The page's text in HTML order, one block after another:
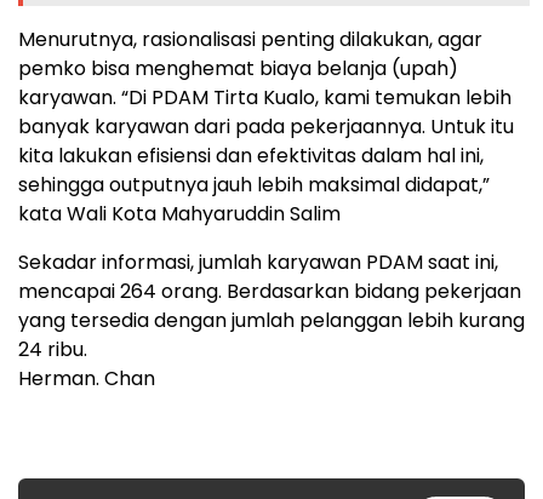
Menurutnya, rasionalisasi penting dilakukan, agar
pemko bisa menghemat biaya belanja (upah)
karyawan. “Di PDAM Tirta Kualo, kami temukan lebih
banyak karyawan dari pada pekerjaannya. Untuk itu
kita lakukan efisiensi dan efektivitas dalam hal ini,
sehingga outputnya jauh lebih maksimal didapat,”
kata Wali Kota Mahyaruddin Salim
Sekadar informasi, jumlah karyawan PDAM saat ini,
mencapai 264 orang. Berdasarkan bidang pekerjaan
yang tersedia dengan jumlah pelanggan lebih kurang
24 ribu.
Herman. Chan